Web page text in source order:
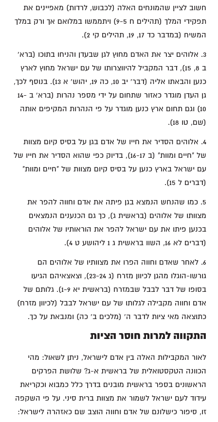
חשוב לציין שהמונחים האלה (לכבוש, לרדות) מאפיינים את
תפקידי המלך (תהילים ח 9-5) ויתממשו במלואם אך ורק במלך
המשיח (במדבר כד 17, 19, תהילים קי 2).
3. אלוהים יצר את האדם מחוץ לגן שבעדן והניחו בתוכו (ברא'
ב 8, 15), דבר המקביל להיווצרותו של עם ישראל מחוץ לארץ
כנען והבאתו אליה (דבר' יב 10, כה 19, יהוש' א 13). בנוסף לכך,
גן העדן מוגדר כאזור שתחום על ידי מספר נהרות (ברא' ב 14-
10) וגם תחום ארץ כנען מוגדר על פי הנהרות המקיפים אותה
(שם, טו 18).
4. אלוהים הסדיר את חייו של אדם בגן על בסיס קיום מצוות
של "חיים ומוות" (ב 16-17), בדיוק כפי שהוא הסדיר את חייו של
עם ישראל בארץ כנען על בסיס קיום מצוות של "חיים ומוות"
(דברים ל 15).
5. כמו שהנחש הנמצא בגן ‌‌פיתה את אדם וחווה להפר את
מצוותו של אלוהים (בראשית ג), כך גם הכנענים הנמצאים
בכנען פיתו את עם ישראל להפר את הוראותיו של אלוהים
(דברים לא 16, השוו בראשית ג 1 ליהושע ט 4).
6. לאחר שאדם וחווה הפרו את מצוותיו של אלוהים הם
גורשו-הוגלו מהגן לכיוון מזרח (ג 23-24), וצאצאיהם הגיעו
בסופו של דבר לבבל שבמזרח (בראשית יא 1-9). גלותם של
אדם וחווה מקבילה לגלותו של עם ישראל לבבל (לכיוון מזרח)
כתוצאה מאי ציות לדבר ה' (מלכים ב' כה) ומנבאת על כך.
התקווה למרות חוסר הציות
לאור המקבילות האלה בין אדם לישראל, ניתן לשאול: מהי
הכוונה הטקסטואלית של בראשית א-ג? שלושת הפרקים
הראשונים בספר בראשית מובנים בדרך כלל כמבוא וכקריאת
עידוד לעם ישראל לשמור את מצוות ברית סיני. על פי השקפה
זו, סיפור כישלונם של אדם וחווה הוצב שם כאזהרה לישראל: